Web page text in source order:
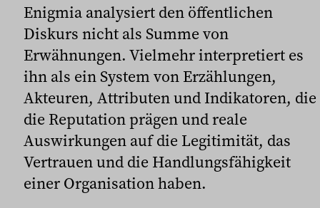
Enigmia analysiert den öffentlichen
Diskurs nicht als Summe von
Erwähnungen. Vielmehr interpretiert es
ihn als ein System von Erzählungen,
Akteuren, Attributen und Indikatoren, die
die Reputation prägen und reale
Auswirkungen auf die Legitimität, das
Vertrauen und die Handlungsfähigkeit
einer Organisation haben.